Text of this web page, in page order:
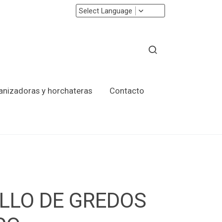
Select Language
y horchateras Contacto
DE GREDOS